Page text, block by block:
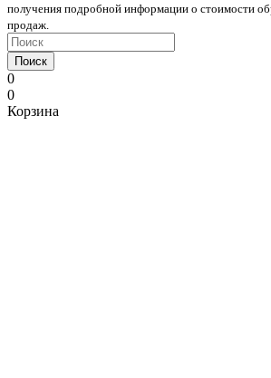
получения подробной информации о стоимости
продаж.
Поиск
0
0
Корзина